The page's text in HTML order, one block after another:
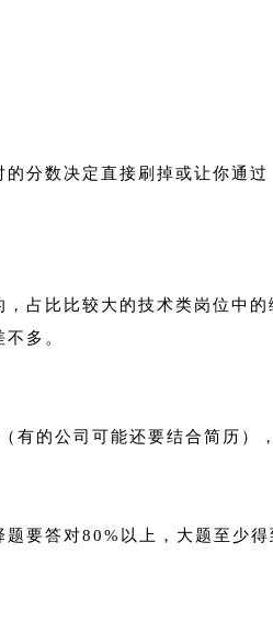
分数决定直接刷掉或让你通
占比比较大的技术类岗位中
多。
的公司可能还要结合简历）
要答对80%以上，大题至少得